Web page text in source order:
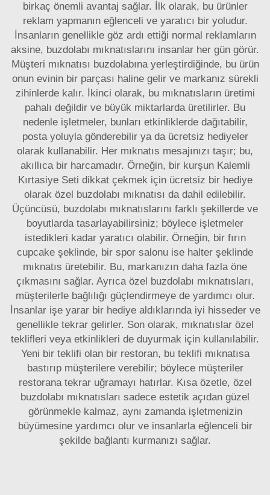
birkaç önemli avantaj sağlar. İlk olarak, bu ürünler
reklam yapmanın eğlenceli ve yaratıcı bir yoludur.
İnsanların genellikle göz ardı ettiği normal reklamların
aksine, buzdolabı mıknatıslarını insanlar her gün görür.
Müşteri mıknatısı buzdolabına yerleştirdiğinde, bu ürün
onun evinin bir parçası haline gelir ve markanız sürekli
zihinlerde kalır. İkinci olarak, bu mıknatısların üretimi
pahalı değildir ve büyük miktarlarda üretilirler. Bu
nedenle işletmeler, bunları etkinliklerde dağıtabilir,
posta yoluyla gönderebilir ya da ücretsiz hediyeler
olarak kullanabilir. Her mıknatıs mesajınızı taşır; bu,
akıllıca bir harcamadır. Örneğin, bir kurşun Kalemli
Kırtasiye Seti dikkat çekmek için ücretsiz bir hediye
olarak özel buzdolabı mıknatısı da dahil edilebilir.
Üçüncüsü, buzdolabı mıknatıslarını farklı şekillerde ve
boyutlarda tasarlayabilirsiniz; böylece işletmeler
istedikleri kadar yaratıcı olabilir. Örneğin, bir fırın
cupcake şeklinde, bir spor salonu ise halter şeklinde
mıknatıs üretebilir. Bu, markanızın daha fazla öne
çıkmasını sağlar. Ayrıca özel buzdolabı mıknatısları,
müşterilerle bağlılığı güçlendirmeye de yardımcı olur.
İnsanlar işe yarar bir hediye aldıklarında iyi hisseder ve
genellikle tekrar gelirler. Son olarak, mıknatıslar özel
teklifleri veya etkinlikleri de duyurmak için kullanılabilir.
Yeni bir teklifi olan bir restoran, bu teklifi mıknatısa
bastırıp müşterilere verebilir; böylece müşteriler
restorana tekrar uğramayı hatırlar. Kısa özetle, özel
buzdolabı mıknatısları sadece estetik açıdan güzel
görünmekle kalmaz, aynı zamanda işletmenizin
büyümesine yardımcı olur ve insanlarla eğlenceli bir
şekilde bağlantı kurmanızı sağlar.